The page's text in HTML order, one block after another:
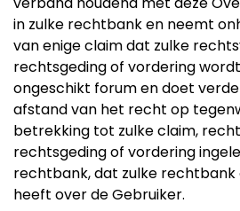
in zulke rechtbank en neemt
van enige claim dat zulke
rechtsgeding of vordering
ongeschikt forum en doet
afstand van het recht op
betrekking tot zulke claim,
rechtsgeding of vordering
rechtbank, dat zulke rechtbank
heeft over de Gebruiker.